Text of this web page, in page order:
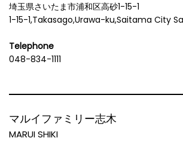
埼玉県さいたま市浦和区高砂1-15-1
1-15-1,Takasago,Urawa-ku,Saitama City
Telephone
048-834-1111
マルイファミリー志木
MARUI SHIKI